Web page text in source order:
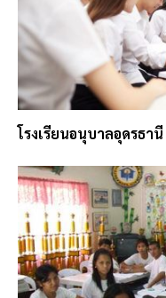
โรงเรียนอนุบาลอุดรธา